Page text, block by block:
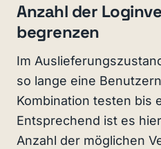
Anzahl der
begrenzen
Im
so lange eine
Kombination testen bis
Entsprechend ist es
Anzahl der möglichen